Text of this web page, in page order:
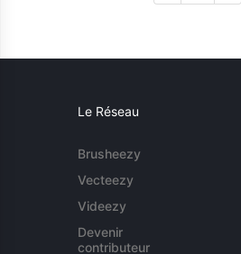
Le Réseau
Brusheezy
Vecteezy
Videezy
Devenir
contributeur